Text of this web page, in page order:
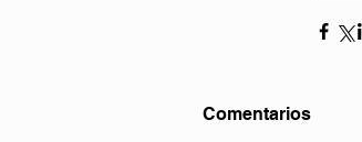
Comentarios